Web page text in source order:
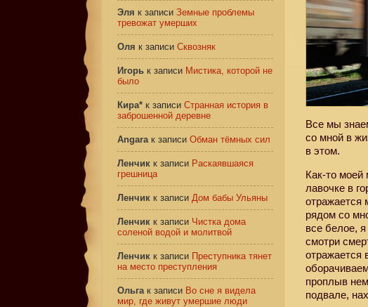
Все мы
со мной в
в этом.
Как-то моей
лавочке в
отражается
рядом со
все белое,
смотри
отражается
проплыв
подвале,
Эля к записи Земные проблемы
тревожат умерших
Оля к записи Сквозняк
Игорь к записи Мистика, которой не
было
Кира* к записи Странная история в
заброшенной деревне
Angaraк записи Обман тёмных сил
Ленчик к записи Раскаявшаяся
грешница
Ленчик к записи Дом бабы Ульяны
Ленчик к записи Чистка дома
соленой водой и молитвой
Ленчик к записи Преступника тянет
на место преступления
Ольгак записи Во сне я видела
мир, где живут умершие люди